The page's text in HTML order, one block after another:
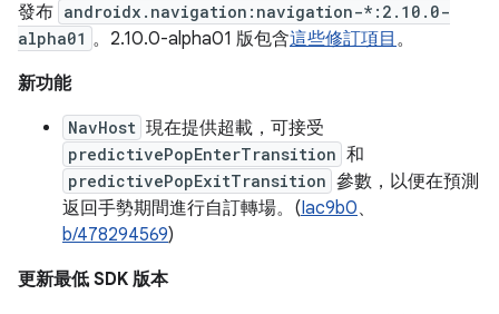
發布 androidx.navigation:navigation-*:2.10.0-
alpha01 。2.10.0-alpha01 版包含這些修訂項目 。
新功能
NavHost 現在提供超載，可接受
predictivePopEnterTransition 和
predictivePopExitTransition 參數，以便在預測
返回手勢期間進行自訂轉場。(Iac9b0、
b/478294569)
更新最低 SDK 版本